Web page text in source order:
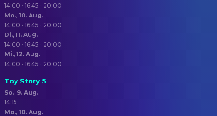
14:00 · 16:45 · 20:00
Mo., 10. Aug.
14:00 · 16:45 · 20:00
Di., 11. Aug.
14:00 · 16:45 · 20:00
Mi., 12. Aug.
14:00 · 16:45 · 20:00
Toy Story 5
So., 9. Aug.
14:15
Mo., 10. Aug.